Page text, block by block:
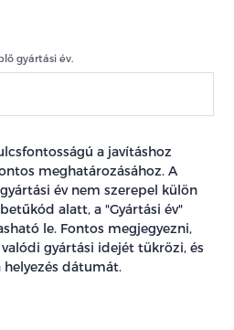
gyártási év.
a javításhoz
meghatározásához. A
év nem szerepel külön
alatt, a "Gyártási év"
le. Fontos megjegyezni,
gyártási idejét tükrözi, és
dátumát.